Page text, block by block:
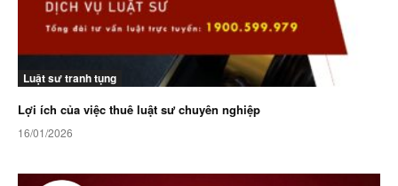
Luật sư tranh tụng
Lợi ích của việc thuê luật sư chuyên nghiệp
16/01/2026